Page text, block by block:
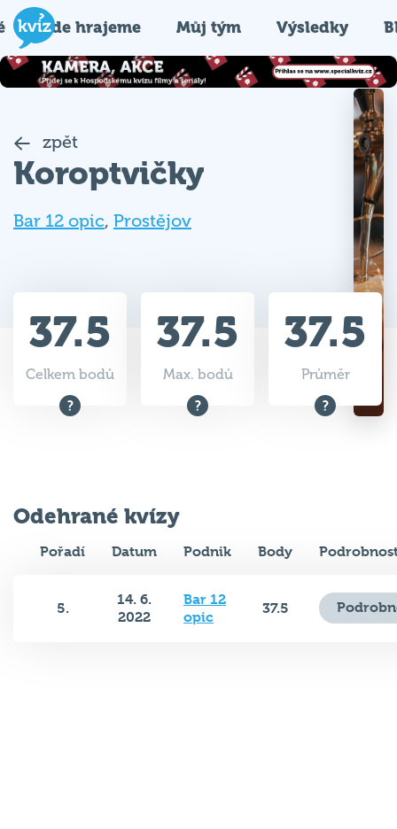
Kde hrajeme Můj tým Výsledky
zpět
Koroptvičky
Bar 12 opic, Prostějov
37.5
Celkem bodů
37.5
Max. bodů
37.5
Průměr
Odehrané kvízy
Pořadí Datum Podnik Body
5.
14. 6.
2022
Bar 12
opic
37.5